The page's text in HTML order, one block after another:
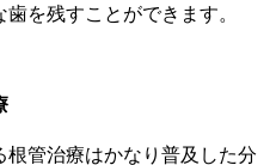
を残すことができます。
根管治療はかなり普及した分